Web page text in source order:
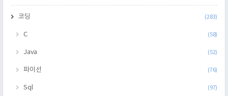
코딩 (283)
C (58)
Java (52)
파이선 (76)
Sql (97)